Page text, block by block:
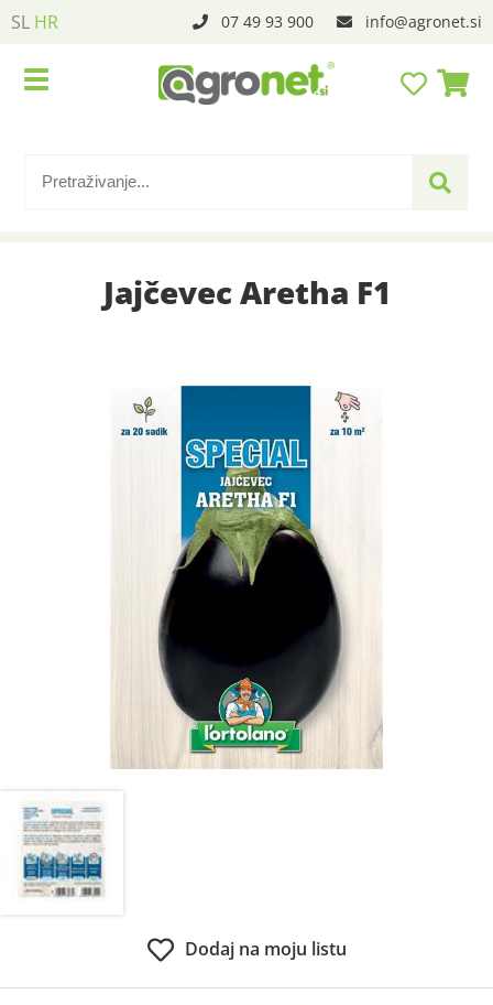
SL HR 07 49 93 900 info agronet.si
Jajčevec Aretha F1
Dodaj na moju listu